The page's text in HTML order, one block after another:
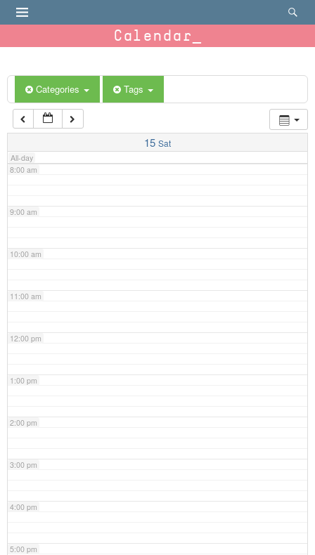
Calendar
Categories Tags
15 Sat
All-day
6:00 am
7:00 am
8:00 am
9:00 am
10:00 am
11:00 am
12:00 pm
1:00 pm
2:00 pm
3:00 pm
4:00 pm
5:00 pm